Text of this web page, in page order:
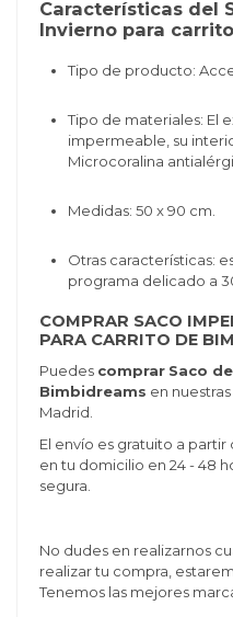
Características del
Invierno para
Tipo de producto:
Tipo de materiales: El
impermeable, su
Microcoralina
Medidas: 50 x 90 cm.
Otras características:
programa delicado a
COMPRAR SACO
PARA CARRITO DE
Puedes comprar Saco
Bimbidreams en
Madrid.
El envío es gratuito a partir
en tu domicilio en 24 - 48
segura.
No dudes en realizarnos
realizar tu compra,
Tenemos las mejores